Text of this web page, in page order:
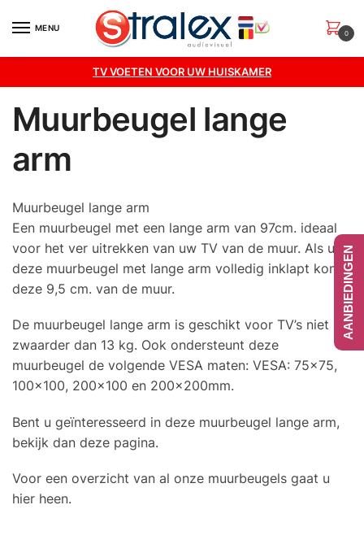
MENU
0
TV VOETEN VOOR UW HUISKAMER
Muurbeugel lange
arm
Muurbeugel lange arm
Een muurbeugel met een lange arm van 97cm. ideaal
voor het ver uitrekken van uw TV van de muur. Als u
deze muurbeugel met lange arm volledig inklapt komt
deze 9,5 cm. van de muur.
De muurbeugel lange arm is geschikt voor TV’s niet
zwaarder dan 13 kg. Ook ondersteunt deze
muurbeugel de volgende VESA maten: VESA: 75×75,
100×100, 200×100 en 200x200mm.
Bent u geïnteresseerd in deze muurbeugel lange arm,
bekijk dan deze pagina.
Voor een overzicht van al onze muurbeugels gaat u
hier heen.
AANBIEDINGEN